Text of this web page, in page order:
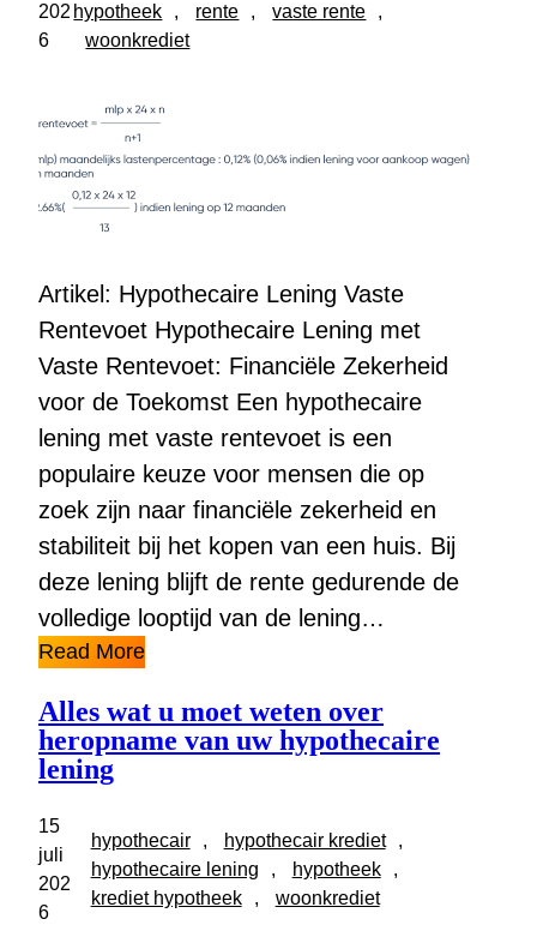
202
6
hypotheek
, rente , vaste rente
woonkrediet
Artikel: Hypothecaire Lening Vaste
Rentevoet Hypothecaire Lening met
Vaste Rentevoet: Financiële Zekerheid
voor de Toekomst Een hypothecaire
lening met vaste rentevoet is een
populaire keuze voor mensen die op
zoek zijn naar financiële zekerheid en
stabiliteit bij het kopen van een huis. Bij
deze lening blijft de rente gedurende de
volledige looptijd van de lening…
Read More
Alles wat u moet weten over
heropname van uw hypothecaire
lening
15
juli
202
6
hypothecair , hypothecair krediet
hypothecaire lening
, hypotheek
krediet hypotheek
, woonkrediet